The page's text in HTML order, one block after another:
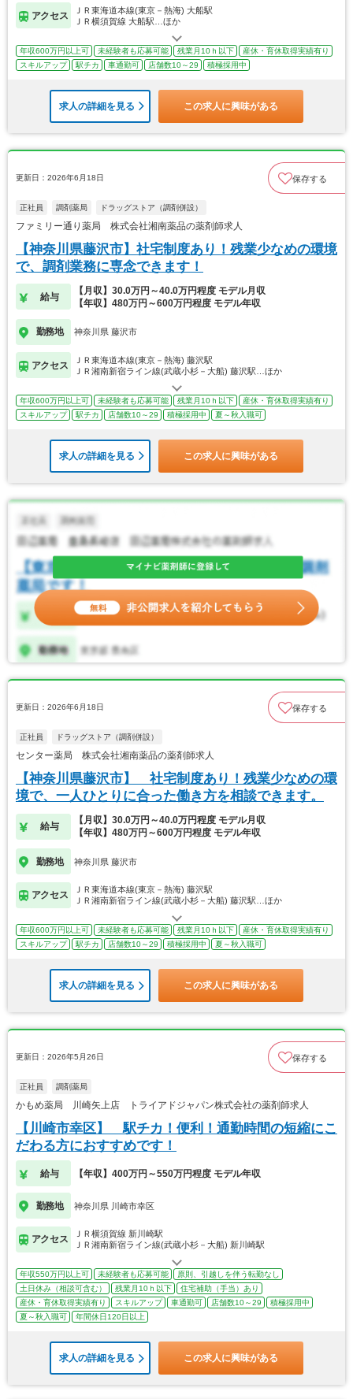
アクセス
ＪＲ東海道本線(東京－熱海) 大船駅
ＪＲ横須賀線 大船駅…ほか
年収600万円以上可 未経験者も応募可能 残業月10ｈ以下
産休・育休取得実績有り
スキルアップ
駅チカ 車通勤可 店舗数10～29 積極採用中
求人の詳細を見る この求人に興味がある
更新日：2026年6月18日 保存する
正社員 調剤薬局 ドラッグストア（調剤併設）
ファミリー通り薬局 株式会社湘南薬品の薬剤師求人
【神奈川県藤沢市】社宅制度あり！残業少なめの環境
で、調剤業務に専念できます！
給与
【月収】30.0万円～40.0万円程度 モデル月収
【年収】480万円～600万円程度 モデル年収
勤務地 神奈川県 藤沢市
アクセス
ＪＲ東海道本線(東京－熱海) 藤沢駅
ＪＲ湘南新宿ライン線(武蔵小杉－大船) 藤沢駅…ほか
年収600万円以上可 未経験者も応募可能 残業月10ｈ以下
産休・育休取得実績有り
スキルアップ
駅チカ 店舗数10～29 積極採用中 夏～秋入職可
求人の詳細を見る この求人に興味がある
更新日：2026年6月18日 保存する
正社員 ドラッグストア（調剤併設）
センター薬局 株式会社湘南薬品の薬剤師求人
【神奈川県藤沢市】 社宅制度あり！残業少なめの環
境で、一人ひとりに合った働き方を相談できます。
給与
【月収】30.0万円～40.0万円程度 モデル月収
【年収】480万円～600万円程度 モデル年収
勤務地 神奈川県 藤沢市
アクセス
ＪＲ東海道本線(東京－熱海) 藤沢駅
ＪＲ湘南新宿ライン線(武蔵小杉－大船) 藤沢駅…ほか
年収600万円以上可 未経験者も応募可能 残業月10ｈ以下
産休・育休取得実績有り
スキルアップ
駅チカ 店舗数10～29 積極採用中 夏～秋入職可
求人の詳細を見る この求人に興味がある
更新日：2026年5月26日 保存する
正社員 調剤薬局
かもめ薬局 川崎矢上店 トライアドジャパン株式会社の薬剤師求人
【川崎市幸区】 駅チカ！便利！通勤時間の短縮にこ
だわる方におすすめです！
給与 【年収】400万円～550万円程度 モデル年収
勤務地 神奈川県 川崎市幸区
アクセス
ＪＲ横須賀線 新川崎駅
ＪＲ湘南新宿ライン線(武蔵小杉－大船) 新川崎駅
年収550万円以上可 未経験者も応募可能
原則、引越しを伴う転勤なし
土日休み（相談可含む）
残業月10ｈ以下
住宅補助（手当）あり
産休・育休取得実績有り
スキルアップ 車通勤可 店舗数10～29
積極採用中
夏～秋入職可
年間休日120日以上
求人の詳細を見る この求人に興味がある